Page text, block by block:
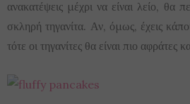
ανακατέψεις μέχρι να είναι λείο, θα
σκληρή τηγανίτα. Αν, όμως, έχεις
τότε οι τηγανίτες θα είναι πιο αφράτες